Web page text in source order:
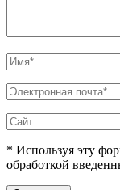
* Используя эту
обработкой